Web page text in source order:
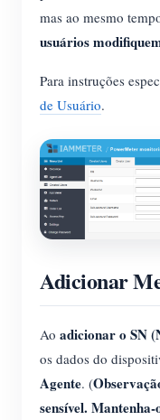
mas ao mesmo
usuários
Para instruções
de Usuário.
Adicionar
Ao adicionar o SN
os dados do
Agente. (
sensível.